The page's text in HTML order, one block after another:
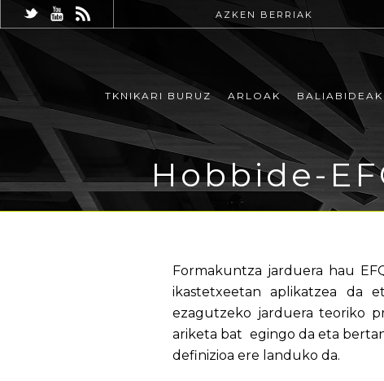
AZKEN BERRIAK
TKNIKARI BURUZ ARLOAK BALIABIDEAK
Hobbide-
Formakuntza jarduera hau
ikastetxeetan aplikatzea da
ezagutzeko jarduera teoriko
ariketa bat egingo da eta
definizioa ere landuko da.